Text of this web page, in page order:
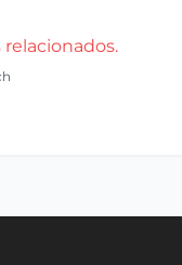
relacionados.